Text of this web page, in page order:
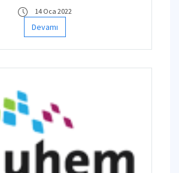
14 Oca 2022
Devamı